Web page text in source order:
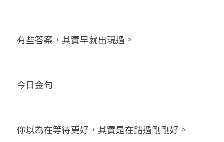
有些答案，其實早就出現過。
今日金句
你以為在等待更好，其實是在錯過剛剛好。